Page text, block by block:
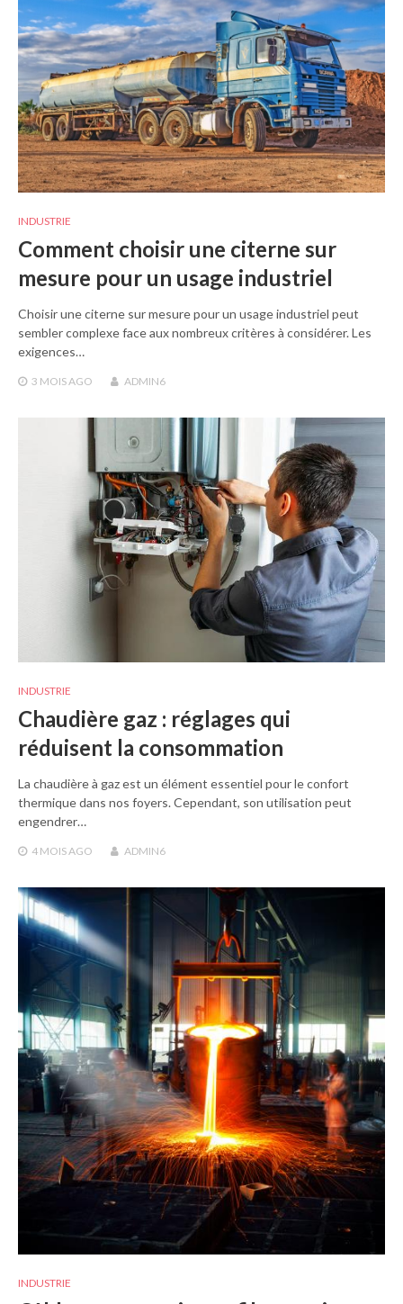
INDUSTRIE
Comment choisir une citerne sur
mesure pour un usage industriel
Choisir une citerne sur mesure pour un usage industriel peut
sembler complexe face aux nombreux critères à considérer. Les
exigences…
3 MOISAGO ADMIN6
INDUSTRIE
Chaudière gaz : réglages qui
réduisent la consommation
La chaudière à gaz est un élément essentiel pour le confort
thermique dans nos foyers. Cependant, son utilisation peut
engendrer…
4 MOISAGO ADMIN6
INDUSTRIE